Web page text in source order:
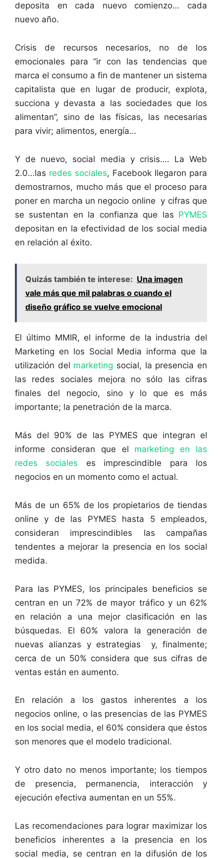
deposita en cada nuevo comienzo… cada
nuevo año.
Crisis de recursos necesarios, no de los
emocionales para “ir con las tendencias que
marca el consumo a fin de mantener un sistema
capitalista que en lugar de producir, explota,
succiona y devasta a las sociedades que los
alimentan”, sino de las físicas, las necesarias
para vivir; alimentos, energía…
Y de nuevo, social media y crisis…. La Web
2.0…las redes sociales, Facebook llegaron para
demostrarnos, mucho más que el proceso para
poner en marcha un negocio online y cifras que
se sustentan en la confianza que las PYMES
depositan en la efectividad de los social media
en relación al éxito.
Quizás también te interese: Una imagen
vale más que mil palabras o cuando el
diseño gráfico se vuelve emocional
El último MMIR, el informe de la industria del
Marketing en los Social Media informa que la
utilización del marketing social, la presencia en
las redes sociales mejora no sólo las cifras
finales del negocio, sino y lo que es más
importante; la penetración de la marca.
Más del 90% de las PYMES que integran el
informe consideran que el marketing en las
redes sociales es imprescindible para los
negocios en un momento como el actual.
Más de un 65% de los propietarios de tiendas
online y de las PYMES hasta 5 empleados,
consideran imprescindibles las campañas
tendentes a mejorar la presencia en los social
medida.
Para las PYMES, los principales beneficios se
centran en un 72% de mayor tráfico y un 62%
en relación a una mejor clasificación en las
búsquedas. El 60% valora la generación de
nuevas alianzas y estrategias y, finalmente;
cerca de un 50% considera que sus cifras de
ventas están en aumento.
En relación a los gastos inherentes a los
negocios online, o las presencias de las PYMES
en los social media, el 60% considera que éstos
son menores que el modelo tradicional.
Y otro dato no menos importante; los tiempos
de presencia, permanencia, interacción y
ejecución efectiva aumentan en un 55%.
Las recomendaciones para lograr maximizar los
beneficios inherentes a la presencia en los
social media, se centran en la difusión de los